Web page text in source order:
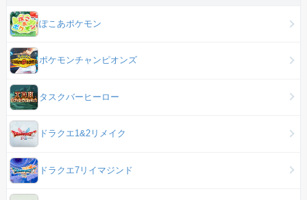
ぽこあポケモン
ポケモンチャンピオンズ
タスクバーヒーロー
ドラクエ1&2リメイク
ドラクエ7リイマジンド